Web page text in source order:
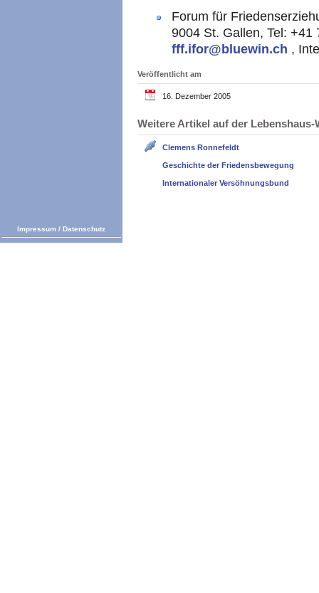
Forum für
9004 St. Gallen, Tel: +41
fff.ifor@bluewin.ch ,
Veröffentlicht am
16. Dezember 2005
Weitere Artikel auf der
Clemens Ronnefeldt
Geschichte der Friedensbewegung
Internationaler Versöhnungsbund
Impressum / Datenschutz